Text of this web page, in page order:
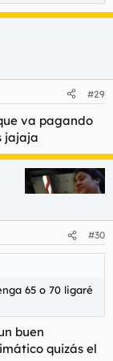
#29
va pagando
jajaja
#30
65 o 70 ligaré
buen
quizás el